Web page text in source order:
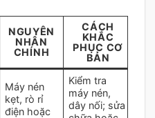
NGUYÊN
NHÂN
CHÍNH
CÁCH
KHẮC
PHỤC CƠ
BẢN
Máy nén
kẹt, rò rỉ
điện hoặc
Kiểm tra
máy nén,
dây nối; sửa